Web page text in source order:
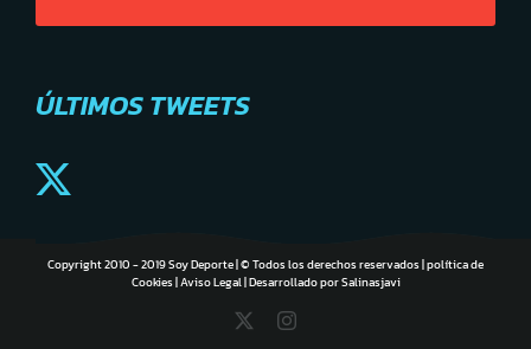
ÚLTIMOS TWEETS
Copyright 2010 - 2019 Soy Deporte | © Todos los derechos reservados |política de
Cookies|Aviso Legal| Desarrollado porSalinasjavi
Instagram